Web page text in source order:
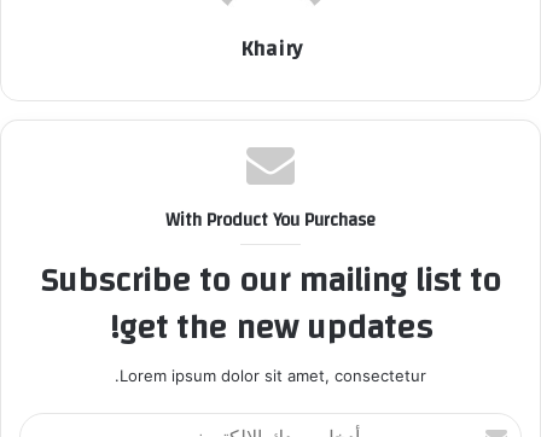
Khairy
With Product You Purchase
Subscribe to our mailing list to
get the new updates!
Lorem ipsum dolor sit amet, consectetur.
أ